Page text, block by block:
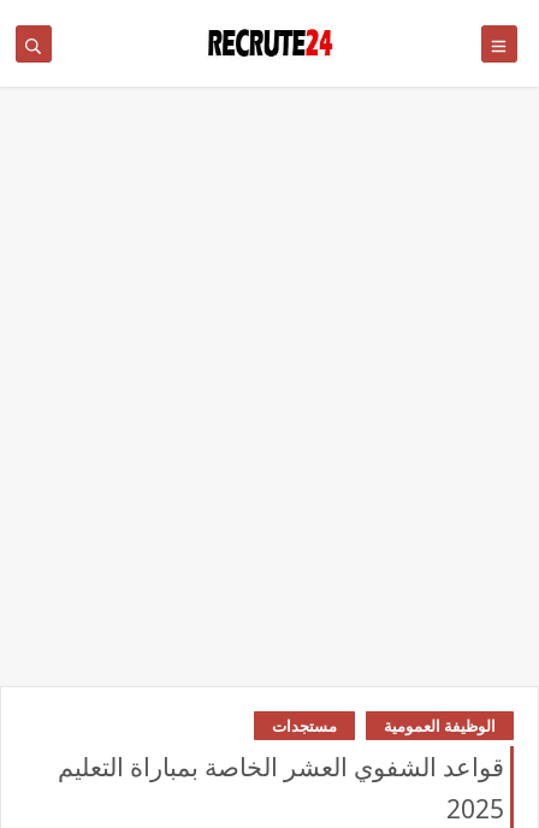
الوظيفة العمومية مستجدات
قواعد الشفوي العشر الخاصة بمباراة التعليم
2025